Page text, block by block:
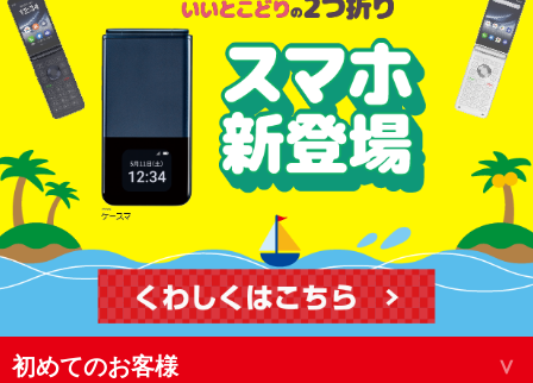
初めてのお客様